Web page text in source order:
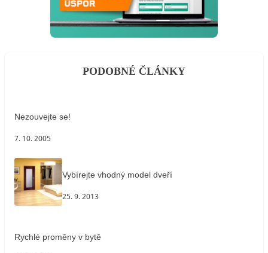
PODOBNÉ ČLÁNKY
Nezouvejte se!
7. 10. 2005
Vybírejte vhodný model dveří
25. 9. 2013
Rychlé proměny v bytě